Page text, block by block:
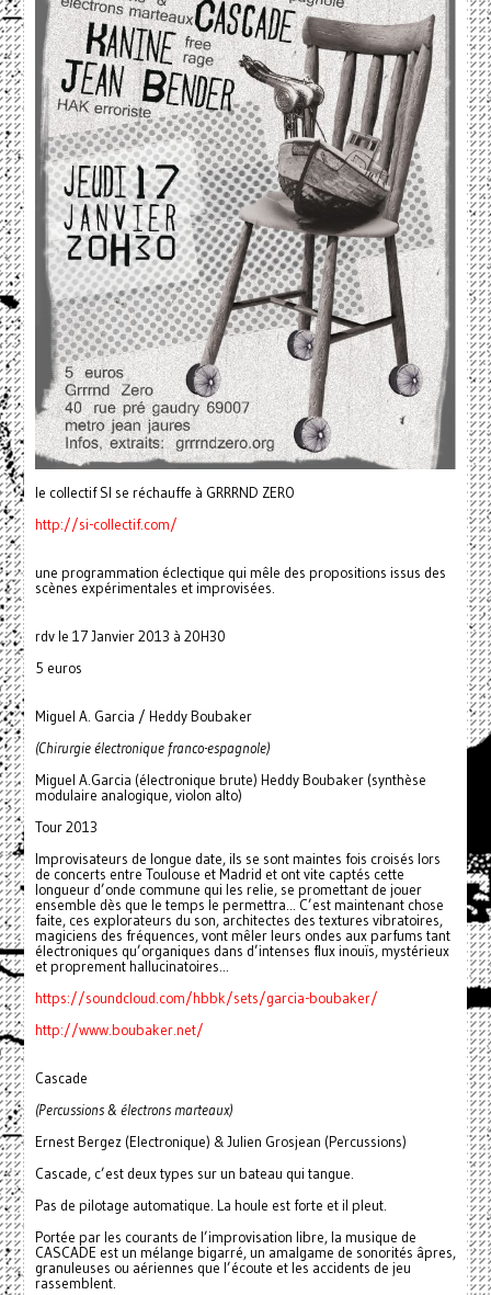
le collectif SI se réchauffe à GRRRND ZERO
http://si-collectif.com/
une programmation éclectique qui mêle des propositions issus des
scènes expérimentales et improvisées.
rdv le 17 Janvier 2013 à 20H30
5 euros
Miguel A. Garcia / Heddy Boubaker
(Chirurgie électronique franco-espagnole)
Miguel A.Garcia (électronique brute) Heddy Boubaker (synthèse
modulaire analogique, violon alto)
Tour 2013
Improvisateurs de longue date, ils se sont maintes fois croisés lors
de concerts entre Toulouse et Madrid et ont vite captés cette
longueur d’onde commune qui les relie, se promettant de jouer
ensemble dès que le temps le permettra... C’est maintenant chose
faite, ces explorateurs du son, architectes des textures vibratoires,
magiciens des fréquences, vont mêler leurs ondes aux parfums tant
électroniques qu’organiques dans d’intenses flux inouïs, mystérieux
et proprement hallucinatoires...
https://soundcloud.com/hbbk/sets/garcia-boubaker/
http://www.boubaker.net/
Cascade
(Percussions & électrons marteaux)
Ernest Bergez (Electronique) & Julien Grosjean (Percussions)
Cascade, c’est deux types sur un bateau qui tangue.
Pas de pilotage automatique. La houle est forte et il pleut.
Portée par les courants de l’improvisation libre, la musique de
CASCADE est un mélange bigarré, un amalgame de sonorités âpres,
granuleuses ou aériennes que l’écoute et les accidents de jeu
rassemblent.